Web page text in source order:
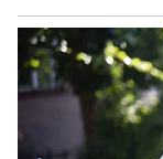
ದೊಡ್ಡಗೌಡರಿಗೂ